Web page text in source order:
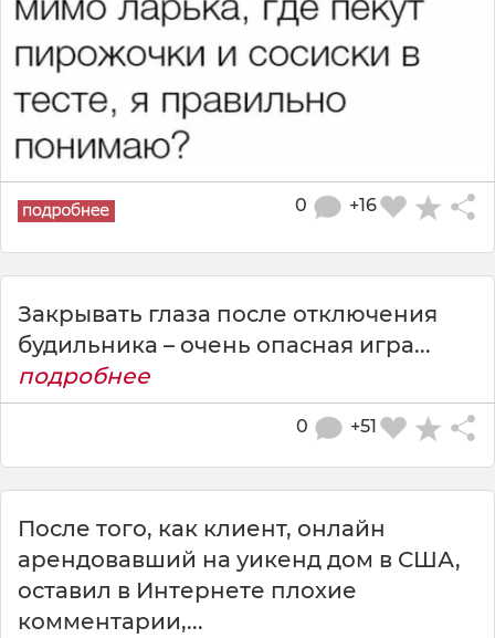
+16
0
Закрывать глаза после отключения
будильника – очень опасная игра...
подробнее
+51
0
После того, как клиент, онлайн
арендовавший на уикенд дом в США,
оставил в Интернете плохие
комментарии,...